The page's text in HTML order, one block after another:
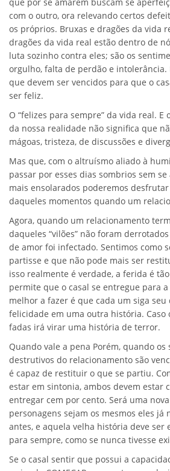
com o outro, ora relevando certos
os próprios. Bruxas e dragões da vida
dragões da vida real estão dentro de
luta sozinho contra eles; são os
orgulho, falta de perdão e intolerância.
que devem ser vencidos para que o
ser feliz.
O “felizes para sempre” da vida real. E
da nossa realidade não significa que
mágoas, tristeza, de discussões e
Mas que, com o altruísmo aliado à
passar por esses dias sombrios sem
mais ensolarados poderemos
daqueles momentos quando um
Agora, quando um relacionamento
daqueles “vilões” não foram
de amor foi infectado. Sentimos como
partisse e que não pode mais ser
isso realmente é verdade, a ferida é
permite que o casal se entregue para
melhor a fazer é que cada um siga
felicidade em uma outra história. Caso
fadas irá virar uma história de terror.
Quando vale a pena Porém, quando os
destrutivos do relacionamento são
é capaz de restituir o que se partiu.
estar em sintonia, ambos devem estar
entregar cem por cento. Será uma
personagens sejam os mesmos eles já
antes, e aquela velha história deve ser
para sempre, como se nunca tivesse
Se o casal sentir que possui a